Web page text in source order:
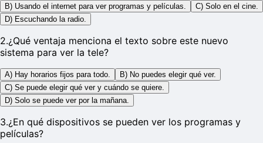
B) Usando el internet para ver programas y películas.
C) Solo en el cine.
D) Escuchando la radio.
2.¿Qué ventaja menciona el texto sobre este nuevo
sistema para ver la tele?
A) Hay horarios fijos para todo.
B) No puedes elegir qué ver.
C) Se puede elegir qué ver y cuándo se quiere.
D) Solo se puede ver por la mañana.
3.¿En qué dispositivos se pueden ver los programas y
películas?